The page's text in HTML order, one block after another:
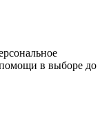
в выборе до